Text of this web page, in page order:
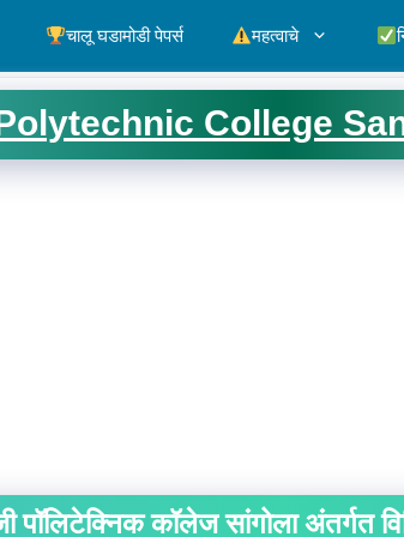
चालू घडामोडी पेपर्स महत्वाचे
College
पॉलिटेक्निक कॉलेज सांगोला अंतर्गत